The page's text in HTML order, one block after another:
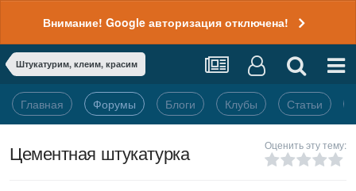
Внимание! Google авторизация отключена!
Штукатурим, клеим, красим
Главная Форумы Блоги Клубы Статьи
Цементная штукатурка Оценить эту тему: